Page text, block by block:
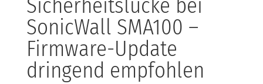
Sicherheitslücke bei
SonicWall SMA100 –
Firmware-Update
dringend empfohlen